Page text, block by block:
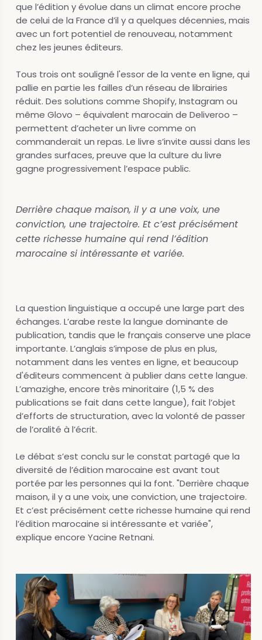
que l’édition y évolue dans un climat encore proche
de celui de la France d’il y a quelques décennies, mais
avec un fort potentiel de renouveau, notamment
chez les jeunes éditeurs.
Tous trois ont souligné l'essor de la vente en ligne, qui
pallie en partie les failles d’un réseau de librairies
réduit. Des solutions comme Shopify, Instagram ou
même Glovo – équivalent marocain de Deliveroo –
permettent d’acheter un livre comme on
commanderait un repas. Le livre s’invite aussi dans les
grandes surfaces, preuve que la culture du livre
gagne progressivement l’espace public.
Derrière chaque maison, il y a une voix, une
conviction, une trajectoire. Et c’est précisément
cette richesse humaine qui rend l’édition
marocaine si intéressante et variée.
La question linguistique a occupé une large part des
échanges. L’arabe reste la langue dominante de
publication, tandis que le français conserve une place
importante. L’anglais s’impose de plus en plus,
notamment dans les ventes en ligne, et beaucoup
d'éditeurs commencent à publier dans cette langue.
L’amazighe, encore très minoritaire (1,5 % des
publications se fait dans cette langue), fait l’objet
d’efforts de structuration, avec la volonté de passer
de l’oralité à l’écrit.
Le débat s’est conclu sur le constat partagé que la
diversité de l’édition marocaine est avant tout
portée par les personnes qui la font. "Derrière chaque
maison, il y a une voix, une conviction, une trajectoire.
Et c’est précisément cette richesse humaine qui rend
l’édition marocaine si intéressante et variée",
explique encore Yacine Retnani.